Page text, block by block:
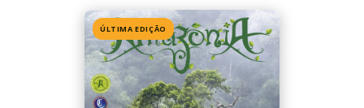
Edição 155· Julho 2026
📖 Ler agora